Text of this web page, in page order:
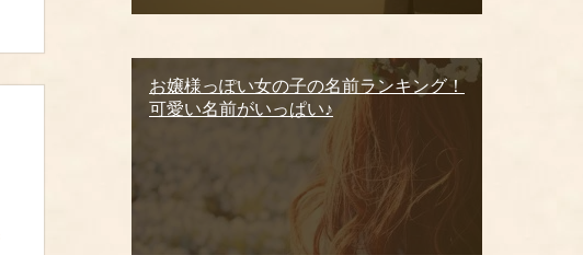
お嬢様っぽい女の子の名前ランキング！
可愛い名前がいっぱい♪